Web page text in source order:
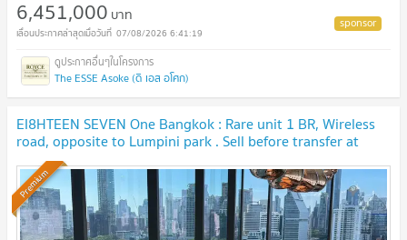
6,451,000 บาท
07/08/2026 6:41:19
The ESSE Asoke (ดิ เอส อโศก)
EI8HTEEN SEVEN One Bangkok : Rare unit 1 BR, Wireless
road, opposite to Lumpini park . Sell before transfer at
original contract price. 🔥 BEST DEAL🔥
Premium